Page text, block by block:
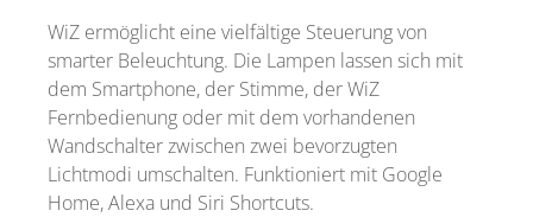
WiZ ermöglicht eine vielfältige Steuerung von
smarter Beleuchtung. Die Lampen lassen sich mit
dem Smartphone, der Stimme, der WiZ
Fernbedienung oder mit dem vorhandenen
Wandschalter zwischen zwei bevorzugten
Lichtmodi umschalten. Funktioniert mit Google
Home, Alexa und Siri Shortcuts.